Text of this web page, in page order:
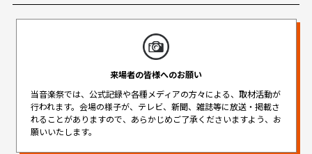
来場者の皆様へのお願い
当音楽祭では、公式記録や各種メディアの方々による、取材活動が
行われます。 会場の様子が、テレビ、新聞、雑誌等に放送・掲載さ
れることがありますので、 あらかじめご了承くださいますよう、お
願いいたします。